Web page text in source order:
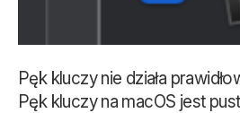
Pęk kluczy nie działa
Pęk kluczy na macOS jest